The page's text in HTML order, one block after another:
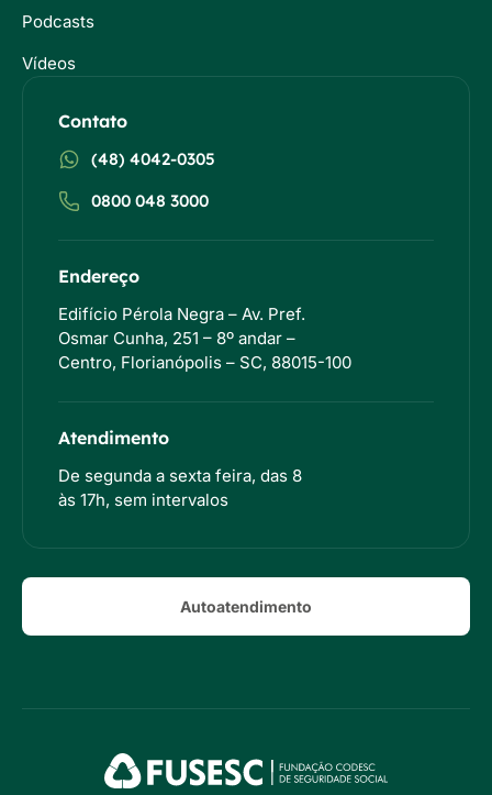
Podcasts
Vídeos
Contato
(48) 4042-0305
0800 048 3000
Endereço
Edifício Pérola Negra – Av. Pref.
Osmar Cunha, 251 – 8º andar –
Centro, Florianópolis – SC, 88015-100
Atendimento
De segunda a sexta feira, das 8
às 17h, sem intervalos
Autoatendimento